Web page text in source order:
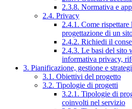
2.3.8. Normativa e
2.4. Privacy
2.4.1. Come
progettazione di un
2.4.2. Richiedi il
2.4.3. Le basi del sito
informativa privacy,
3. Pianificazione, gestione e
3.1. Obiettivi del progetto
3.2. Tipologie di progetti
3.2.1. Tipologie di
coinvolti nel servizio